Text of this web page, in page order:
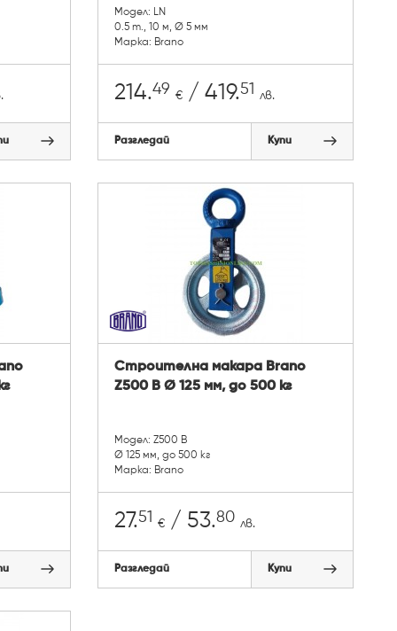
Модел: LN
0.5 т., 10 м, Ø 5 мм
Марка: Brano
214.49 € / 419.51 лв.
Разгледай Купи
Строителна макара Brano
Z500 B Ø 125 мм, до 500 кг
Модел: Z500 B
Ø 125 мм, до 500 кг
Марка: Brano
27.51 € / 53.80 лв.
Разгледай Купи